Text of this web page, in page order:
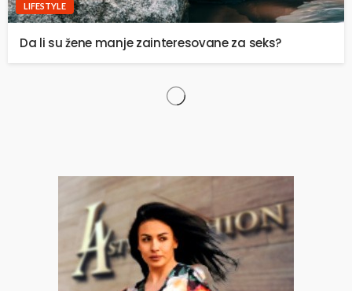
LIFESTYLE
Da li su žene manje zainteresovane za seks?